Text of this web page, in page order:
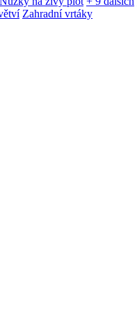
Zahradní vrtáky